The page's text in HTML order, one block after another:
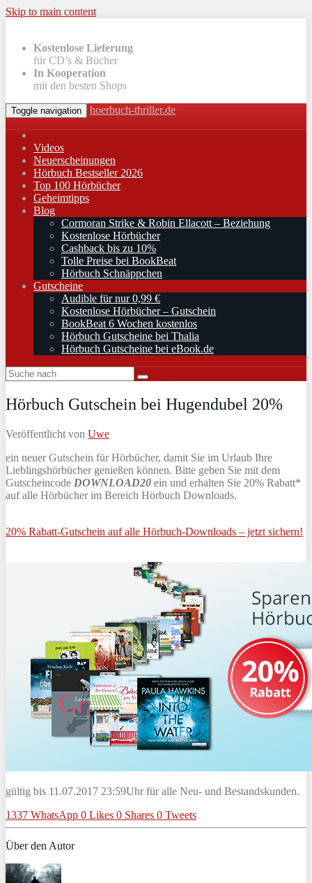
Skip to main content
Kostenlose Lieferung
für CD’s & Bücher
In Kooperation
mit den besten Shops
Toggle navigation hoerbuch-thriller.de
Videos
Neuerscheinungen
Hörbuch Bestseller 2026
Top 100 Hörbücher
Geheimtipps
Blog
Cormoran Strike & Robin Ellacott – Beziehung
Kostenlose Hörbücher
Cashback bis zu 10%
Tolle Preise bei BookBeat
Hörbuch Schnäppchen
Gutscheine
Audible für nur 0,99 €
Kostenlose Hörbücher – Gutschein
BookBeat 6 Wochen kostenlos
Hörbuch Gutscheine bei Thalia
Hörbuch Gutscheine bei eBook.de
Hörbuch Gutschein bei Hugendubel 20%
Veröffentlicht von Uwe
ein neuer Gutschein für Hörbücher, damit Sie im Urlaub Ihre
Lieblingshörbücher genießen können. Bitte geben Sie mit dem
Gutscheincode DOWNLOAD20 ein und erhalten Sie 20% Rabatt*
auf alle Hörbücher im Bereich Hörbuch Downloads.
20% Rabatt-Gutschein auf alle Hörbuch-Downloads – jetzt sichern!
gültig bis 11.07.2017 23:59Uhr für alle Neu- und Bestandskunden.
1337 WhatsApp 0 Likes 0 Shares 0 Tweets
Über den Autor